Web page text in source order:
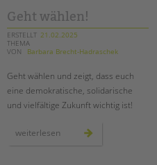
Bereiche im Überblick
Kinder- und Jugendschutz
Unsere Videos
Gesellschafter VdK
schoolcoach BTL
tandem international
KARRIERE
Geht wählen!
ERSTELLT 21.02.2025
THEMA
VON
Barbara Brecht-Hadraschek
Geht wählen und zeigt, dass euch
eine demokratische, solidarische
und vielfältige Zukunft wichtig ist!
weiterlesen
wählen!